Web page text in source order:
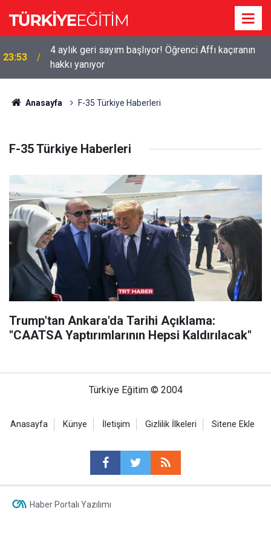
23:53
4 aylık geri sayım başlıyor! Öğrenci Affı kaçıranın
hakkı yanıyor
Anasayfa F-35 Türkiye Haberleri
F-35 Türkiye Haberleri
Trump'tan Ankara'da Tarihi Açıklama:
"CAATSA Yaptırımlarının Hepsi Kaldırılacak"
Türkiye Eğitim © 2004
Anasayfa Künye İletişim Gizlilik İlkeleri Sitene Ekle
Haber Portalı Yazılımı